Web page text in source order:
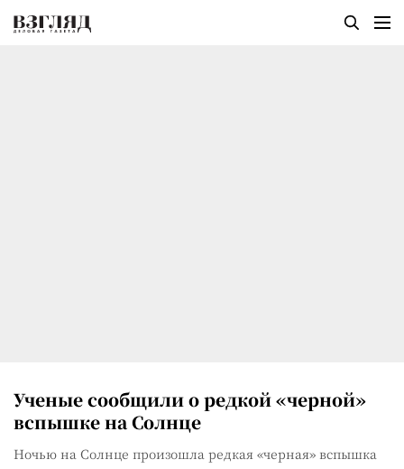
Ученые сообщили о редкой «черной»
вспышке на Солнце
Ночью на Солнце произошла редкая «черная» вспышка